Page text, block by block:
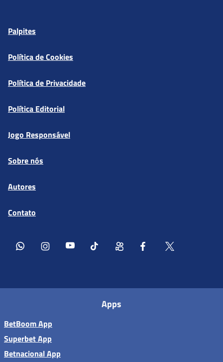
Palpites
Política de Cookies
Política de Privacidade
Política Editorial
Jogo Responsável
Sobre nós
Autores
Contato
Apps
BetBoom App
Superbet App
Betnacional App